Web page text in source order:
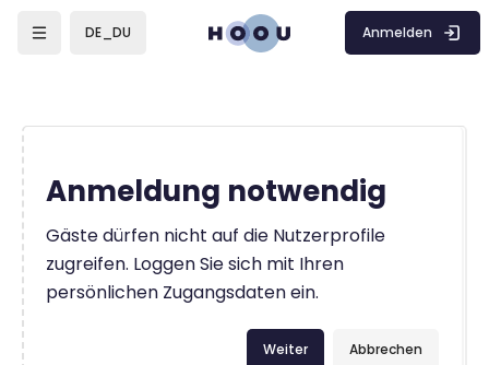
DE_DU Anmelden
Anmeldung notwendig
Gäste dürfen nicht auf die Nutzerprofile
zugreifen. Loggen Sie sich mit Ihren
persönlichen Zugangsdaten ein.
Abbrechen
Weiter